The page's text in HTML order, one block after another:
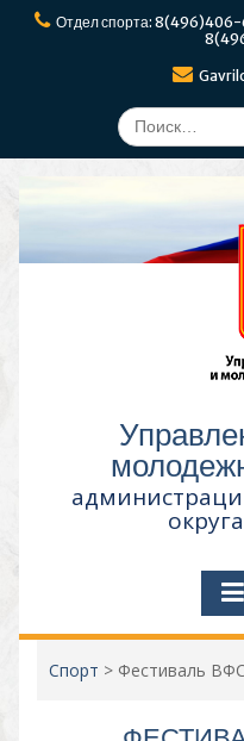
ПерейтиОтдел спорта:
Поиск
по:
Спорт > Фестиваль